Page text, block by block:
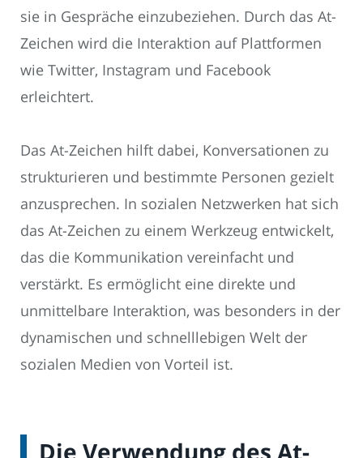
sie in Gespräche einzubeziehen. Durch das At-
Zeichen wird die Interaktion auf Plattformen
wie Twitter, Instagram und Facebook
erleichtert.
Das At-Zeichen hilft dabei, Konversationen zu
strukturieren und bestimmte Personen gezielt
anzusprechen. In sozialen Netzwerken hat sich
das At-Zeichen zu einem Werkzeug entwickelt,
das die Kommunikation vereinfacht und
verstärkt. Es ermöglicht eine direkte und
unmittelbare Interaktion, was besonders in der
dynamischen und schnelllebigen Welt der
sozialen Medien von Vorteil ist.
Die Verwendung des At-